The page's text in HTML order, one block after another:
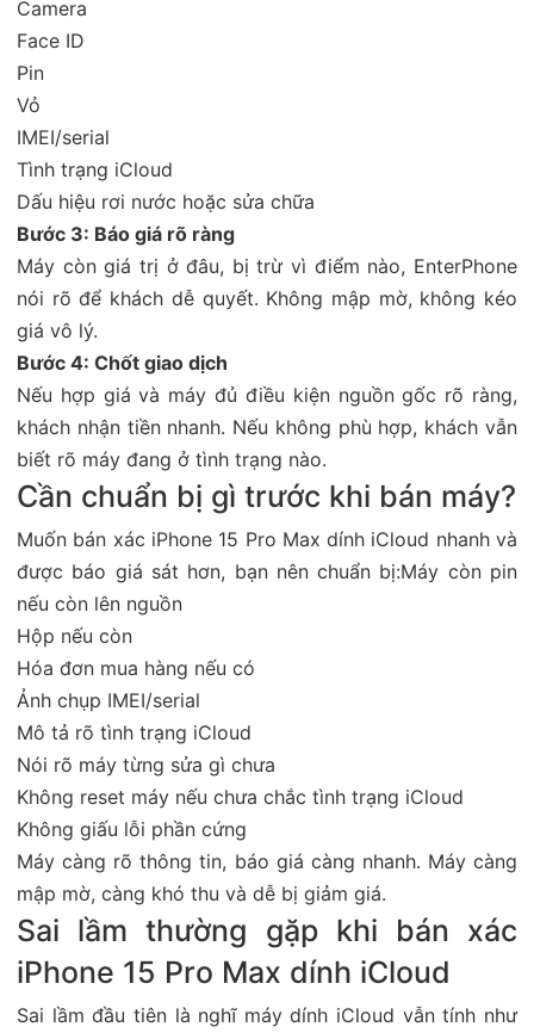
Camera
Face ID
Pin
Vỏ
IMEI/serial
Tình trạng iCloud
Dấu hiệu rơi nước hoặc sửa chữa
Bước 3: Báo giá rõ ràng
Máy còn giá trị ở đâu, bị trừ vì điểm nào, EnterPhone
nói rõ để khách dễ quyết. Không mập mờ, không kéo
giá vô lý.
Bước 4: Chốt giao dịch
Nếu hợp giá và máy đủ điều kiện nguồn gốc rõ ràng,
khách nhận tiền nhanh. Nếu không phù hợp, khách vẫn
biết rõ máy đang ở tình trạng nào.
Cần chuẩn bị gì trước khi bán máy?
Muốn bán xác iPhone 15 Pro Max dính iCloud nhanh và
được báo giá sát hơn, bạn nên chuẩn bị:Máy còn pin
nếu còn lên nguồn
Hộp nếu còn
Hóa đơn mua hàng nếu có
Ảnh chụp IMEI/serial
Mô tả rõ tình trạng iCloud
Nói rõ máy từng sửa gì chưa
Không reset máy nếu chưa chắc tình trạng iCloud
Không giấu lỗi phần cứng
Máy càng rõ thông tin, báo giá càng nhanh. Máy càng
mập mờ, càng khó thu và dễ bị giảm giá.
Sai lầm thường gặp khi bán xác
iPhone 15 Pro Max dính iCloud
Sai lầm đầu tiên là nghĩ máy dính iCloud vẫn tính như